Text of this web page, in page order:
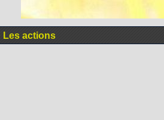
Les actions